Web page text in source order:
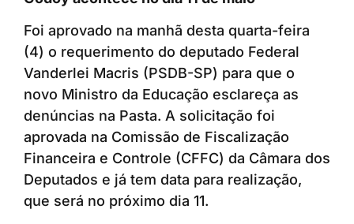
Foi aprovado na manhã desta quarta-feira
(4) o requerimento do deputado Federal
Vanderlei Macris (PSDB-SP) para que o
novo Ministro da Educação esclareça as
denúncias na Pasta. A solicitação foi
aprovada na Comissão de Fiscalização
Financeira e Controle (CFFC) da Câmara dos
Deputados e já tem data para realização,
que será no próximo dia 11.